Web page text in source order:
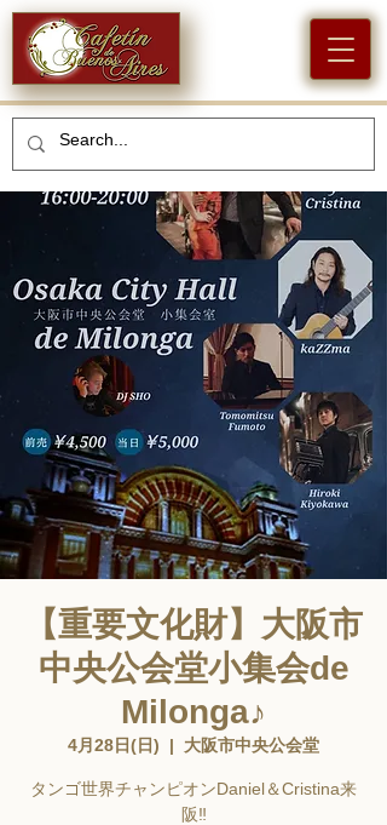
【重要文化財】大阪市
中央公会堂小集会de
Milonga♪
4月28日(日)
  |
大阪市中央公会堂
タンゴ世界チャンピオンDaniel＆Cristina来
阪‼️